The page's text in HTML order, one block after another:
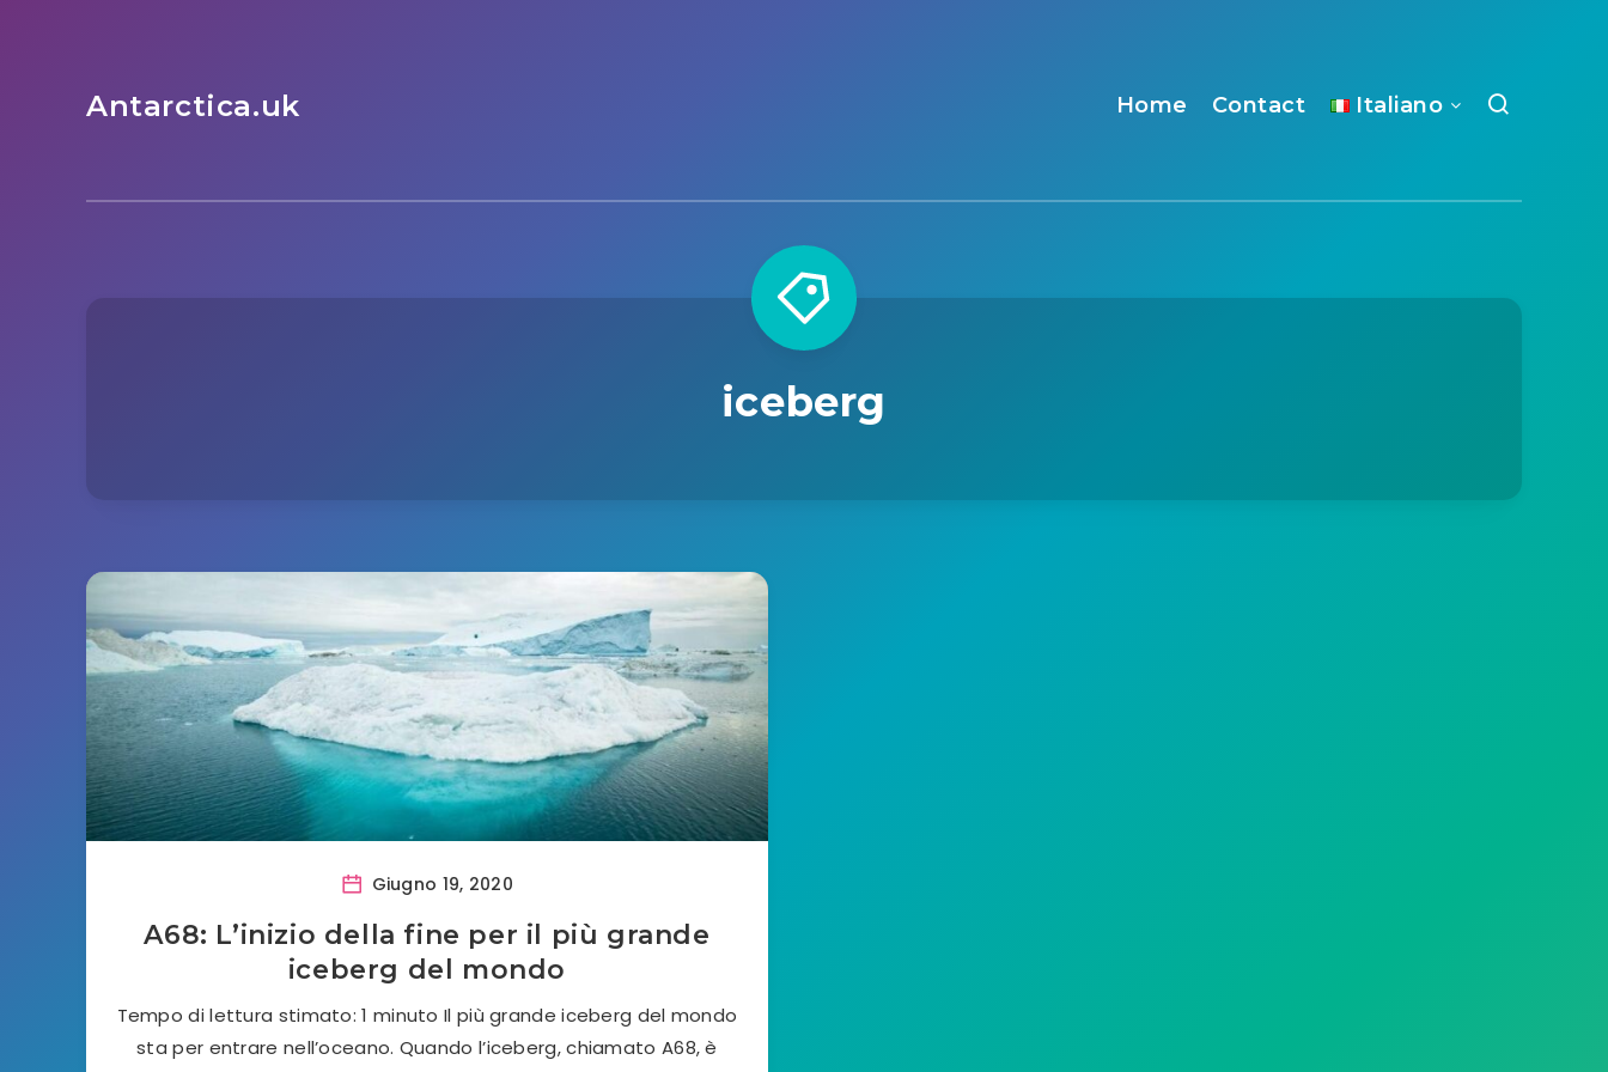
Antarctica.uk Home Contact Italiano
iceberg
Giugno 19, 2020
A68: L’inizio della fine per il più grande
iceberg del mondo
Tempo di lettura stimato: 1 minuto Il più grande iceberg del mondo
sta per entrare nell’oceano. Quando l’iceberg, chiamato A68, è